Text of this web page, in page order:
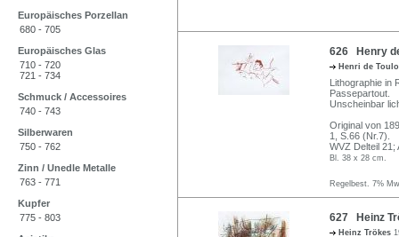
Europäisches Porzellan
680 - 705
Europäisches Glas
710 - 720
721 - 734
Schmuck / Accessoires
740 - 743
Silberwaren
750 - 762
Zinn / Unedle Metalle
763 - 771
Kupfer
775 - 803
626 Henry
Henri de
Lithographie in
Passepartout.
Unscheinbar
Original von
1, S.66 (Nr.7).
WVZ Delteil 21;
Bl. 38 x 28 cm.
Regelbest. 7%
627 Heinz
Heinz Trökes